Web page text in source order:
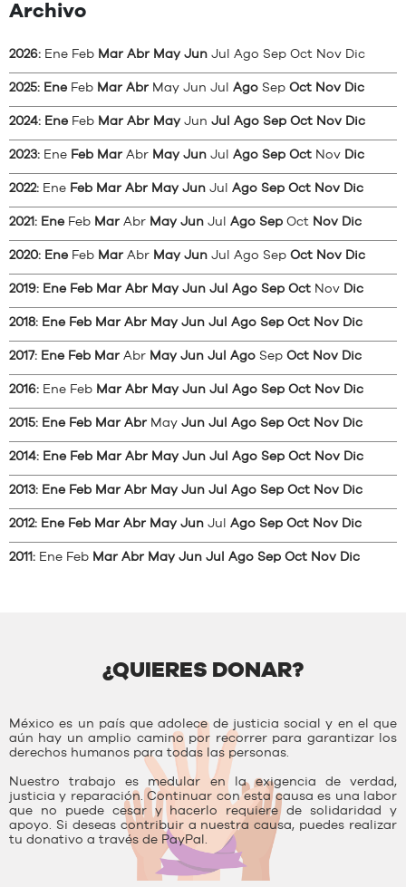
Archivo
2026: Ene Feb Mar Abr May Jun Jul Ago Sep Oct Nov Dic
2025: Ene Feb Mar Abr May Jun Jul Ago Sep Oct Nov Dic
2024: Ene Feb Mar Abr May Jun Jul Ago Sep Oct Nov Dic
2023: Ene Feb Mar Abr May Jun Jul Ago Sep Oct Nov Dic
2022: Ene Feb Mar Abr May Jun Jul Ago Sep Oct Nov Dic
2021: Ene Feb Mar Abr May Jun Jul Ago Sep Oct Nov Dic
2020: Ene Feb Mar Abr May Jun Jul Ago Sep Oct Nov Dic
2019: Ene Feb Mar Abr May Jun Jul Ago Sep Oct Nov Dic
2018: Ene Feb Mar Abr May Jun Jul Ago Sep Oct Nov Dic
2017: Ene Feb Mar Abr May Jun Jul Ago Sep Oct Nov Dic
2016: Ene Feb Mar Abr May Jun Jul Ago Sep Oct Nov Dic
2015: Ene Feb Mar Abr May Jun Jul Ago Sep Oct Nov Dic
2014: Ene Feb Mar Abr May Jun Jul Ago Sep Oct Nov Dic
2013: Ene Feb Mar Abr May Jun Jul Ago Sep Oct Nov Dic
2012: Ene Feb Mar Abr May Jun Jul Ago Sep Oct Nov Dic
2011: Ene Feb Mar Abr May Jun Jul Ago Sep Oct Nov Dic
¿QUIERES DONAR?
México es un país que adolece de justicia social y en el que
aún hay un amplio camino por recorrer para garantizar los
derechos humanos para todas las personas.
Nuestro trabajo es medular en la exigencia de verdad,
justicia y reparación. Continuar con esta causa es una labor
que no puede cesar y hacerlo requiere de solidaridad y
apoyo. Si deseas contribuir a nuestra causa, puedes realizar
tu donativo a través de PayPal.